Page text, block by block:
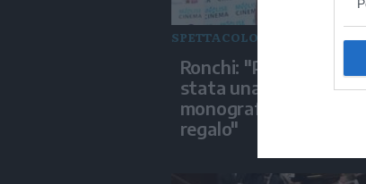
SPETTACOLO
Ronchi: "Per me il
stata una passione,
monografia dedicata è
regalo"